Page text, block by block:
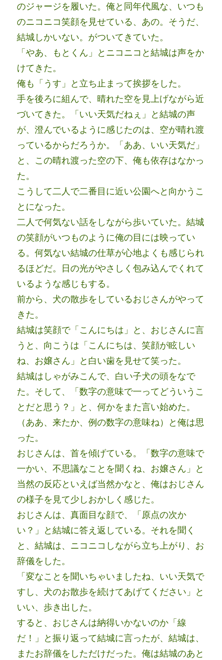
のジャージを履いた。俺と同年代風な、いつも
のニコニコ笑顔を見せている、あの。そうだ、
結城しかいない。がついてきていた。
「やあ、もとくん」とニコニコと結城は声をか
けてきた。
俺も「うす」と立ち止まって挨拶をした。
手を後ろに組んで、晴れた空を見上げながら近
づいてきた。「いい天気だねぇ」と結城の声
が、澄んでいるように感じたのは、空が晴れ渡
っているからだろうか。「ああ、いい天気だ」
と、この晴れ渡った空の下、俺も依存はなかっ
た。
こうして二人で二番目に近い公園へと向かうこ
とになった。
二人で何気ない話をしながら歩いていた。結城
の笑顔がいつものように俺の目には映ってい
る。何気ない結城の仕草が心地よくも感じられ
るほどだ。日の光がやさしく包み込んでくれて
いるような感じもする。
前から、犬の散歩をしているおじさんがやって
きた。
結城は笑顔で「こんにちは」と、おじさんに言
うと、向こうは「こんにちは、笑顔が眩しい
ね、お嬢さん」と白い歯を見せて笑った。
結城はしゃがみこんで、白い子犬の頭をなで
た。そして、「数字の意味で一ってどういうこ
とだと思う？」と、何かをまた言い始めた。
（ああ、来たか、例の数字の意味ね）と俺は思
った。
おじさんは、首を傾げている。「数字の意味で
一かい、不思議なことを聞くね、お嬢さん」と
当然の反応といえば当然かなと、俺はおじさん
の様子を見て少しおかしく感じた。
おじさんは、真面目な顔で、「原点の次か
い？」と結城に答え返している。それを聞く
と、結城は、ニコニコしながら立ち上がり、お
辞儀をした。
「変なことを聞いちゃいましたね、いい天気で
すし、犬のお散歩を続けてあげてください」と
いい、歩き出した。
すると、おじさんは納得いかないのか「線
だ！」と振り返って結城に言ったが、結城は、
またお辞儀をしただけだった。俺は結城のあと